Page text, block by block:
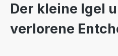
Der kleine Igel
verlorene